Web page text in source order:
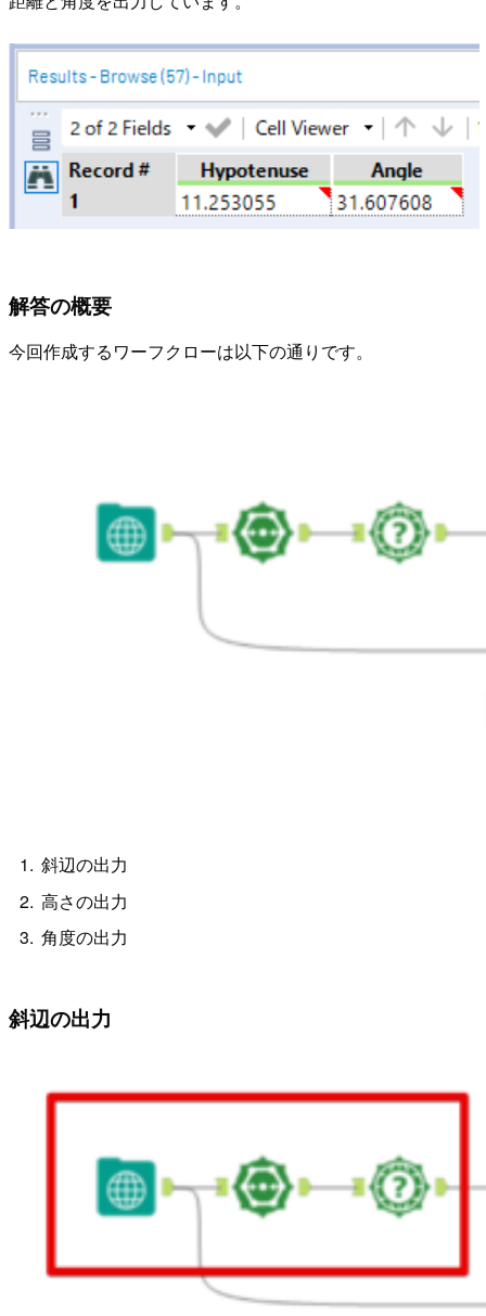
解答の概要
今回作成するワーフクローは以下の通りです。
斜辺の出力
高さの出力
角度の出力
斜辺の出力